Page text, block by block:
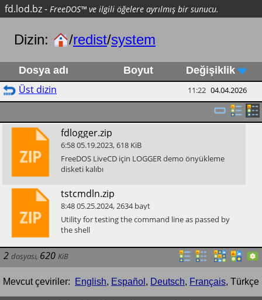
fd.lod.bz- FreeDOS™ ve ilgili öğelere ayrılmış bir sunucu.
Dizin: /redist/system
Dosya adı Boyut Değişiklik
Üst dizin 11:22 04.04.2026
​fdlogger.zip
6:5805.19.2023,618 KiB
​FreeDOS LiveCD için LOGGER demo önyükleme
disketi kalıbı
​tstcmdln.zip
8:4805.25.2024,2634 bayt
​Utility for testing the command line as passed by
the shell
2 dosyası, 620 KiB
Mevcut çeviriler: English, Español , Deutsch, Français, Türkçe